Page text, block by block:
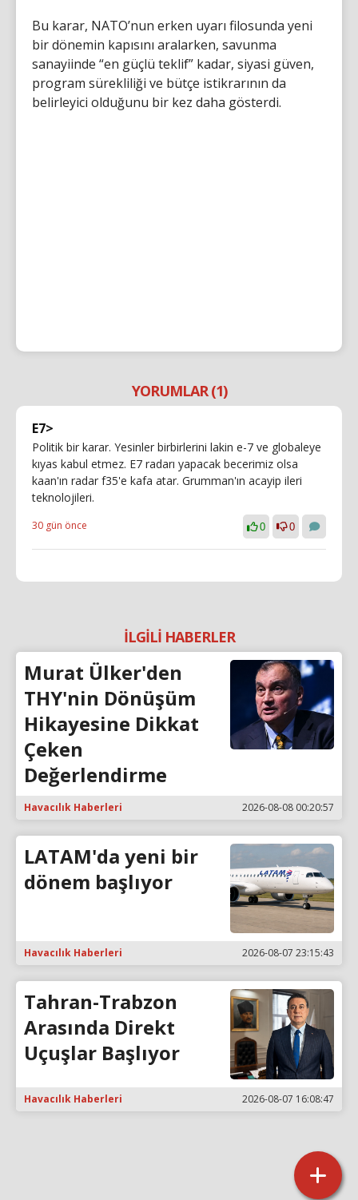
Bu karar, NATO’nun erken uyarı filosunda yeni
bir dönemin kapısını aralarken, savunma
sanayiinde “en güçlü teklif” kadar, siyasi güven,
program sürekliliği ve bütçe istikrarının da
belirleyici olduğunu bir kez daha gösterdi.
YORUMLAR (1)
E7>
Politik bir karar. Yesinler birbirlerini lakin e-7 ve globaleye
kıyas kabul etmez. E7 radarı yapacak becerimiz olsa
kaan'ın radar f35'e kafa atar. Grumman'ın acayip ileri
teknolojileri.
30 gün önce 0 0
İLGİLİ HABERLER
Murat Ülker'den
THY'nin Dönüşüm
Hikayesine Dikkat
Çeken
Değerlendirme
Havacılık Haberleri 2026-08-08 00:20:57
LATAM'da yeni bir
dönem başlıyor
Havacılık Haberleri 2026-08-07 23:15:43
Tahran-Trabzon
Arasında Direkt
Uçuşlar Başlıyor
Havacılık Haberleri 2026-08-07 16:08:47